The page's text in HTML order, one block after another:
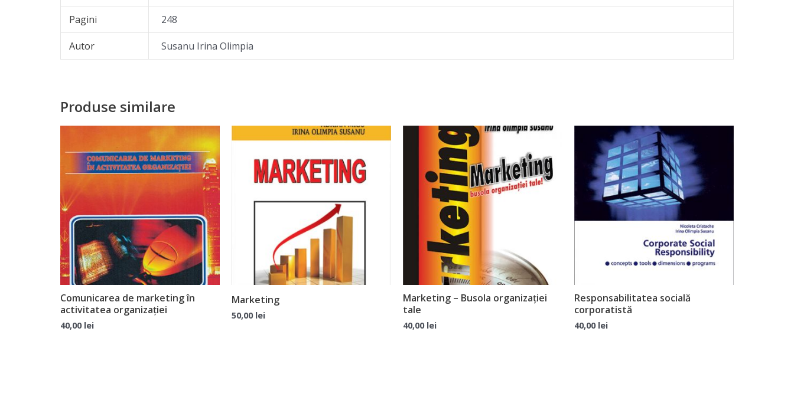
Pagini 248
Autor Susanu Irina Olimpia
Produse similare
Comunicarea de marketing în
activitatea organizației
40,00 lei
Marketing
50,00 lei
Marketing – Busola organizației
tale
40,00 lei
Responsabilitatea socială
corporatistă
40,00 lei